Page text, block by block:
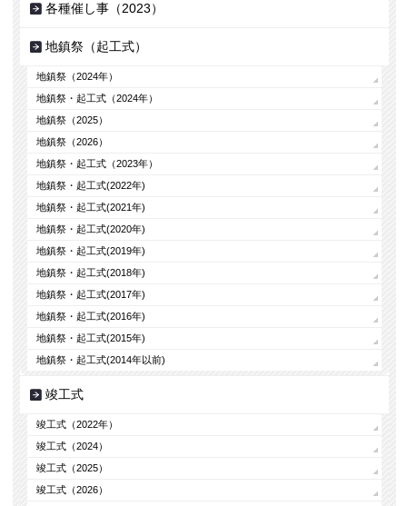
各種催し事（2023）
地鎮祭（起工式）
地鎮祭（2024年）
地鎮祭・起工式（2024年）
地鎮祭（2025）
地鎮祭（2026）
地鎮祭・起工式（2023年）
地鎮祭・起工式(2022年)
地鎮祭・起工式(2021年)
地鎮祭・起工式(2020年)
地鎮祭・起工式(2019年)
地鎮祭・起工式(2018年)
地鎮祭・起工式(2017年)
地鎮祭・起工式(2016年)
地鎮祭・起工式(2015年)
地鎮祭・起工式(2014年以前)
竣工式
竣工式（2022年）
竣工式（2024）
竣工式（2025）
竣工式（2026）